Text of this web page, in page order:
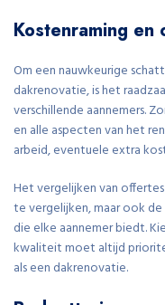
Kostenraming
Om een nauwkeurige
dakrenovatie, is het
verschillende aannemers.
en alle aspecten van het
arbeid, eventuele extra
Het vergelijken van
te vergelijken, maar ook
die elke aannemer biedt.
kwaliteit moet altijd
als een dakrenovatie.